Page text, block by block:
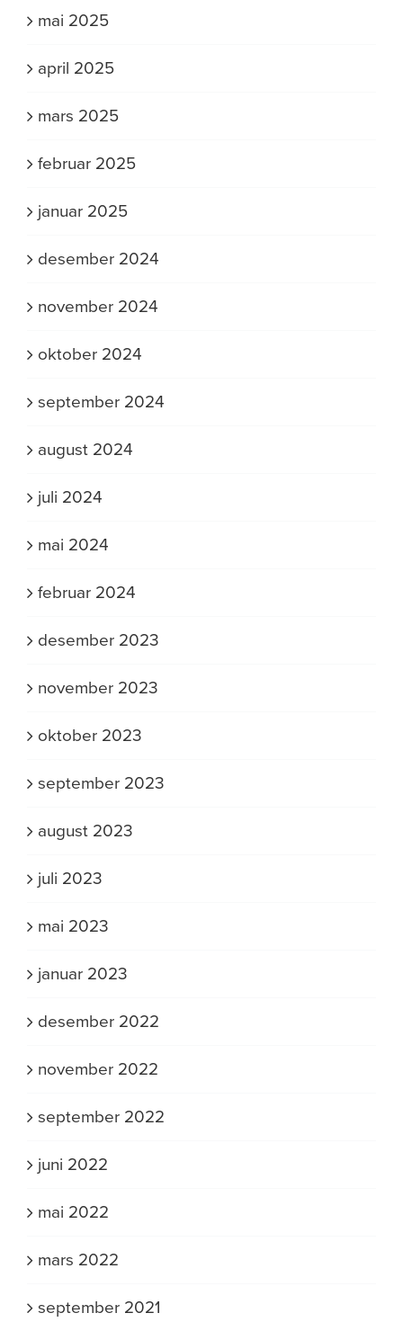
mai 2025
april 2025
mars 2025
februar 2025
januar 2025
desember 2024
november 2024
oktober 2024
september 2024
august 2024
juli 2024
mai 2024
februar 2024
desember 2023
november 2023
oktober 2023
september 2023
august 2023
juli 2023
mai 2023
januar 2023
desember 2022
november 2022
september 2022
juni 2022
mai 2022
mars 2022
september 2021